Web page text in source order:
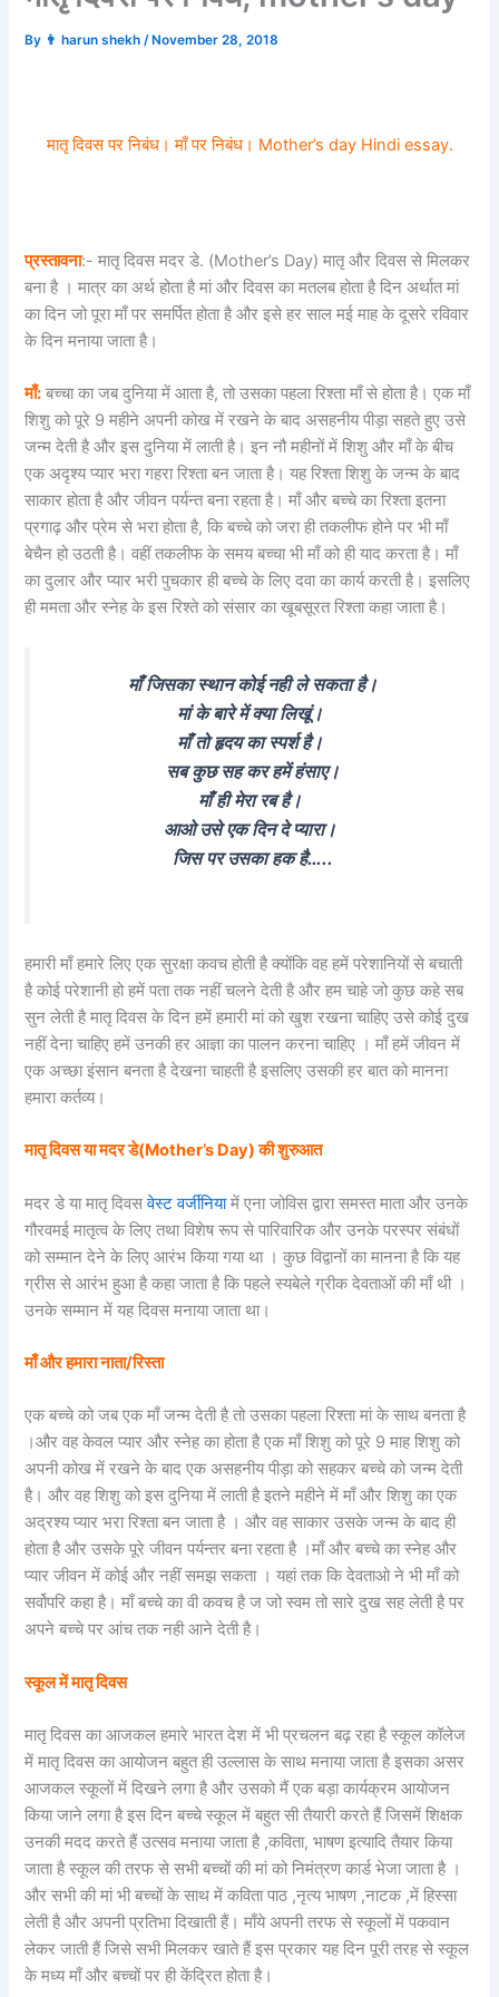
By 👨 harun shekh/ November 28, 2018
मातृ दिवस पर निबंध। माँ पर निबंध। Mother’s day Hindi essay.
प्रस्तावना:- मातृ दिवस मदर डे. (Mother’s Day) मातृ और दिवस से मिलकर
बना है । मात्र का अर्थ होता है मां और दिवस का मतलब होता है दिन अर्थात मां
का दिन जो पूरा माँ पर समर्पित होता है और इसे हर साल मई माह के दूसरे रविवार
के दिन मनाया जाता है।
माँ: बच्चा का जब दुनिया में आता है, तो उसका पहला रिश्ता माँ से होता है। एक माँ
शिशु को पूरे 9 महीने अपनी कोख में रखने के बाद असहनीय पीड़ा सहते हुए उसे
जन्म देती है और इस दुनिया में लाती है। इन नौ महीनों में शिशु और माँ के बीच
एक अदृश्य प्यार भरा गहरा रिश्ता बन जाता है। यह रिश्ता शिशु के जन्म के बाद
साकार होता है और जीवन पर्यन्त बना रहता है। माँ और बच्चे का रिश्ता इतना
प्रगाढ़ और प्रेम से भरा होता है, कि बच्चे को जरा ही तकलीफ होने पर भी माँ
बेचैन हो उठती है। वहीं तकलीफ के समय बच्चा भी माँ को ही याद करता है। माँ
का दुलार और प्यार भरी पुचकार ही बच्चे के लिए दवा का कार्य करती है। इसलिए
ही ममता और स्नेह के इस रिश्ते को संसार का खूबसूरत रिश्ता कहा जाता है।
माँ जिसका स्थान कोई नही ले सकता है।
मां के बारे में क्या लिखूं।
माँ तो हृदय का स्पर्श है।
सब कुछ सह कर हमें हंसाए।
माँ ही मेरा रब है।
आओ उसे एक दिन दे प्यारा।
जिस पर उसका हक है…..
हमारी माँ हमारे लिए एक सुरक्षा कवच होती है क्योंकि वह हमें परेशानियों से बचाती
है कोई परेशानी हो हमें पता तक नहीं चलने देती है और हम चाहे जो कुछ कहे सब
सुन लेती है मातृ दिवस के दिन हमें हमारी मां को खुश रखना चाहिए उसे कोई दुख
नहीं देना चाहिए हमें उनकी हर आज्ञा का पालन करना चाहिए । माँ हमें जीवन में
एक अच्छा इंसान बनता है देखना चाहती है इसलिए उसकी हर बात को मानना
हमारा कर्तव्य।
मातृ दिवस या मदर डे(Mother’s Day) की शुरुआत
मदर डे या मातृ दिवसवेस्ट वर्जीनियामें एना जोविस द्वारा समस्त माता और उनके
गौरवमई मातृत्व के लिए तथा विशेष रूप से पारिवारिक और उनके परस्पर संबंधों
को सम्मान देने के लिए आरंभ किया गया था । कुछ विद्वानों का मानना है कि यह
ग्रीस से आरंभ हुआ है कहा जाता है कि पहले स्यबेले ग्रीक देवताओं की माँ थी ।
उनके सम्मान में यह दिवस मनाया जाता था।
माँ और हमारा नाता/रिस्ता
एक बच्चे को जब एक माँ जन्म देती है तो उसका पहला रिश्ता मां के साथ बनता है
।और वह केवल प्यार और स्नेह का होता है एक माँ शिशु को पूरे 9 माह शिशु को
अपनी कोख में रखने के बाद एक असहनीय पीड़ा को सहकर बच्चे को जन्म देती
है। और वह शिशु को इस दुनिया में लाती है इतने महीने में माँ और शिशु का एक
अद्रश्य प्यार भरा रिश्ता बन जाता है । और वह साकार उसके जन्म के बाद ही
होता है और उसके पूरे जीवन पर्यन्तर बना रहता है ।माँ और बच्चे का स्नेह और
प्यार जीवन में कोई और नहीं समझ सकता । यहां तक कि देवताओ ने भी माँ को
सर्वोपरि कहा है। माँ बच्चे का वी कवच है ज जो स्वम तो सारे दुख सह लेती है पर
अपने बच्चे पर आंच तक नही आने देती है।
स्कूल में मातृ दिवस
मातृ दिवस का आजकल हमारे भारत देश में भी प्रचलन बढ़ रहा है स्कूल कॉलेज
में मातृ दिवस का आयोजन बहुत ही उल्लास के साथ मनाया जाता है इसका असर
आजकल स्कूलों में दिखने लगा है और उसको मैं एक बड़ा कार्यक्रम आयोजन
किया जाने लगा है इस दिन बच्चे स्कूल में बहुत सी तैयारी करते हैं जिसमें शिक्षक
उनकी मदद करते हैं उत्सव मनाया जाता है ,कविता, भाषण इत्यादि तैयार किया
जाता है स्कूल की तरफ से सभी बच्चों की मां को निमंत्रण कार्ड भेजा जाता है ।
और सभी की मां भी बच्चों के साथ में कविता पाठ ,नृत्य भाषण ,नाटक ,में हिस्सा
लेती है और अपनी प्रतिभा दिखाती हैं। माँये अपनी तरफ से स्कूलों में पकवान
लेकर जाती हैं जिसे सभी मिलकर खाते हैं इस प्रकार यह दिन पूरी तरह से स्कूल
के मध्य माँ और बच्चों पर ही केंद्रित होता है।